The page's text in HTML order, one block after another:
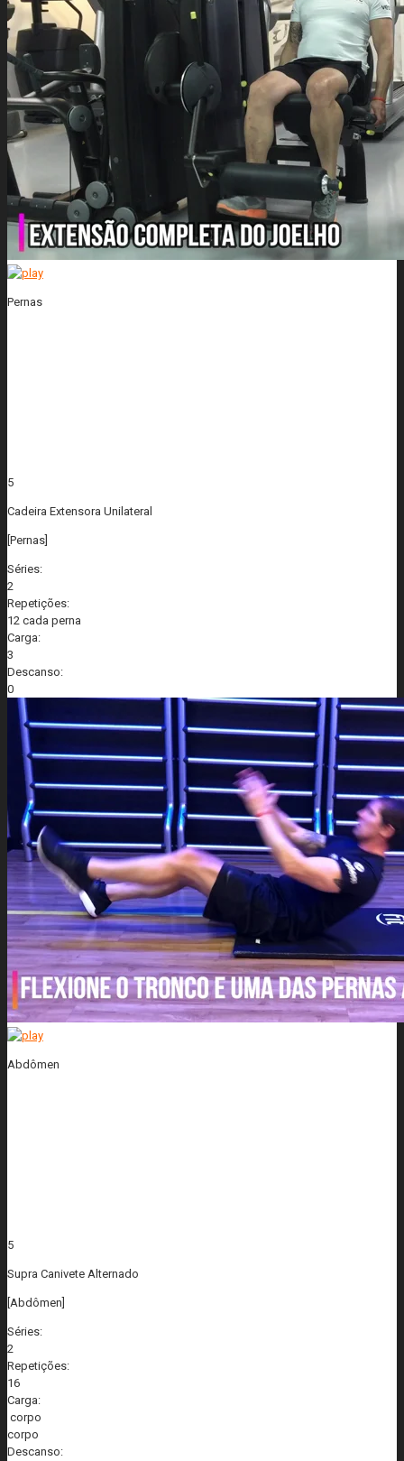
Pernas
5
Cadeira Extensora Unilateral
[Pernas]
Séries:
2
Repetições:
12 cada perna
Carga:
3
Descanso:
0
Abdômen
5
Supra Canivete Alternado
[Abdômen]
Séries:
2
Repetições:
16
Carga:
corpo
corpo
Descanso: